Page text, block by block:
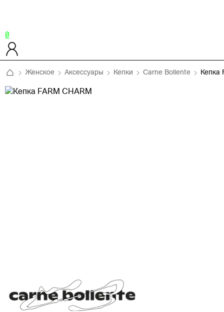
0
Женское Аксессуары Кепки Carne Bollente Кепка